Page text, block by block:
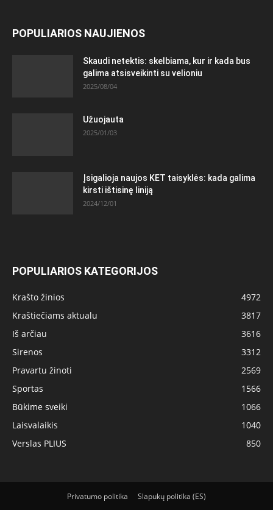
POPULIARIOS NAUJIENOS
Skaudi netektis: skelbiama, kur ir kada bus
galima atsisveikinti su velioniu
2025/08/04
Užuojauta
2025/01/03
Įsigalioja naujos KET taisyklės: kada galima
kirsti ištisinę liniją
2024/12/01
POPULIARIOS KATEGORIJOS
Krašto žinios
4972
Kraštiečiams aktualu
3817
Iš arčiau
3616
Sirenos
3312
Pravartu žinoti
2569
Sportas
1566
Būkime sveiki
1066
Laisvalaikis
1040
Verslas PLIUS
850
Privatumo politika Slapukų politika (ES)